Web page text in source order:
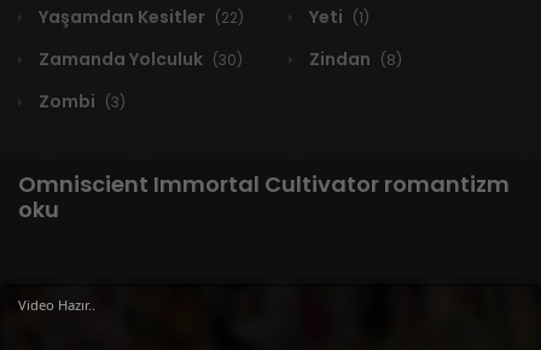
Yaşamdan Kesitler (22) Yeti (1)
Zamanda Yolculuk (30) Zindan (8)
Zombi (3)
Omniscient Immortal Cultivator romantizm
oku
1 RESULT
Video Hazır..